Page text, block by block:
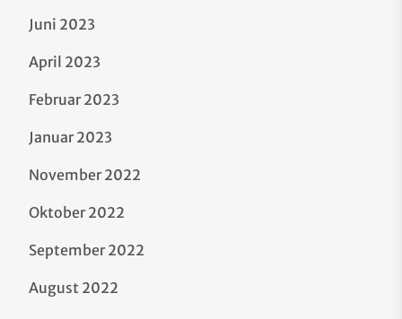
Juni 2023
April 2023
Februar 2023
Januar 2023
November 2022
Oktober 2022
September 2022
August 2022